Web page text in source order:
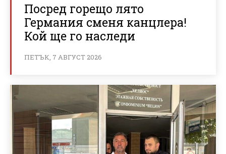
Посред горещо лято
Германия сменя канцлера!
Кой ще го наследи
ПЕТЪК, 7 АВГУСТ 2026